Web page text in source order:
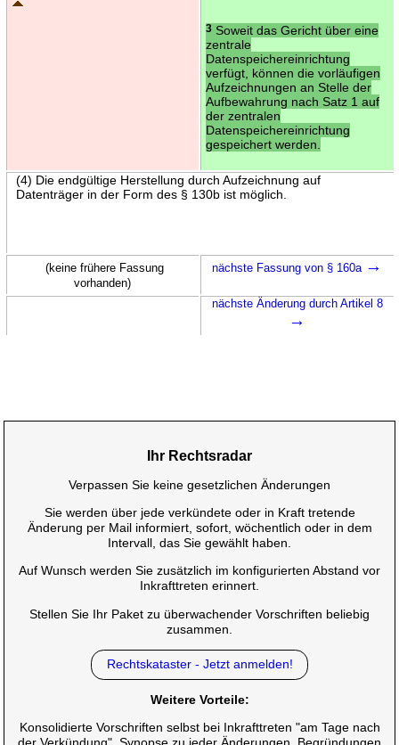
3Soweit das Gericht über eine
zentrale
Datenspeichereinrichtung
verfügt, können die vorläufigen
Aufzeichnungen an Stelle der
Aufbewahrung nach Satz 1 auf
der zentralen
Datenspeichereinrichtung
gespeichert werden.
(4) Die endgültige Herstellung durch Aufzeichnung auf
Datenträger in der Form des § 130b ist möglich.
(keine frühere Fassung
vorhanden)
nächste Fassung von § 160a →
nächste Änderung durch Artikel 8
→
Ihr Rechtsradar
Verpassen Sie keine gesetzlichen Änderungen
Sie werden über jede verkündete oder in Kraft tretende
Änderung per Mail informiert, sofort, wöchentlich oder in dem
Intervall, das Sie gewählt haben.
Auf Wunsch werden Sie zusätzlich im konfigurierten Abstand vor
Inkrafttreten erinnert.
Stellen Sie Ihr Paket zu überwachender Vorschriften beliebig
zusammen.
Rechtskataster - Jetzt anmelden!
Weitere Vorteile:
Konsolidierte Vorschriften selbst bei Inkrafttreten "am Tage nach